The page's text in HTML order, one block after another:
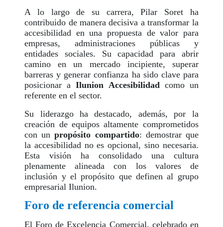
A lo largo de su carrera, Pilar Soret ha
contribuido de manera decisiva a transformar la
accesibilidad en una propuesta de valor para
empresas, administraciones públicas y
entidades sociales. Su capacidad para abrir
camino en un mercado incipiente, superar
barreras y generar confianza ha sido clave para
posicionar aIlunion Accesibilidadcomo un
referente en el sector.
Su liderazgo ha destacado, además, por la
creación de equipos altamente comprometidos
con unpropósito compartido: demostrar que
la accesibilidad no es opcional, sino necesaria.
Esta visión ha consolidado una cultura
plenamente alineada con los valores de
inclusión y el propósito que definen al grupo
empresarial Ilunion.
Foro de referencia comercial
El Foro de Excelencia Comercial, celebrado en